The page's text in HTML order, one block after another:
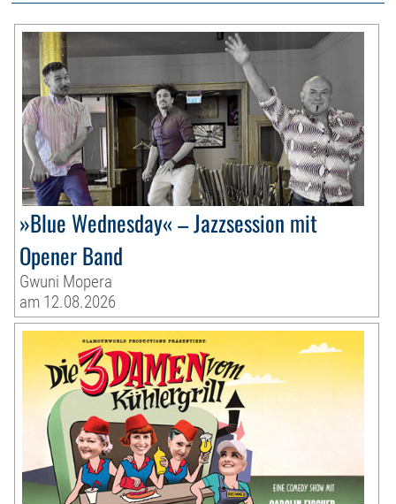
»Blue Wednesday« – Jazzsession mit
Opener Band
Gwuni Mopera
am 12.08.2026